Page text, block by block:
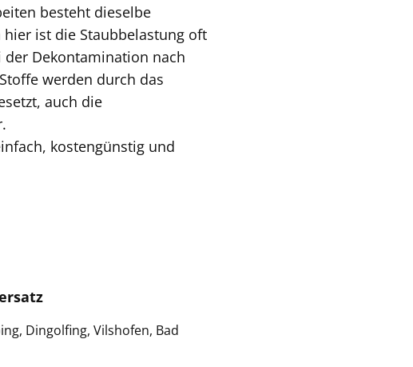
besteht dieselbe
ist die Staubbelastung oft
der Dekontamination nach
werden durch das
auch die
kostengünstig und
Dingolfing, Vilshofen, Bad